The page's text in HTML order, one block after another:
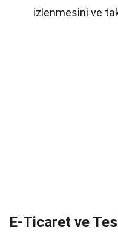
izlenmesini ve
E-Ticaret ve